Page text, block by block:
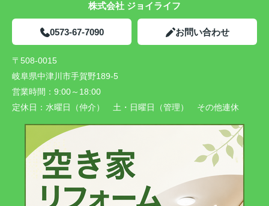
株式会社 ジョイライフ
0573-67-7090 お問い合わせ
〒508-0015
岐阜県中津川市手賀野189-5
営業時間： 9:00～18:00
定休日： 水曜日（仲介） 土・日曜日（管理） その他連休